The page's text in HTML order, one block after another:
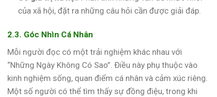
của xã hội, đặt ra những câu hỏi cần được giải đáp.
2.3. Góc Nhìn Cá Nhân
Mỗi người đọc có một trải nghiệm khác nhau với
“Những Ngày Không Có Sao”. Điều này phụ thuộc vào
kinh nghiệm sống, quan điểm cá nhân và cảm xúc riêng.
Một số người có thể tìm thấy sự đồng điệu, trong khi